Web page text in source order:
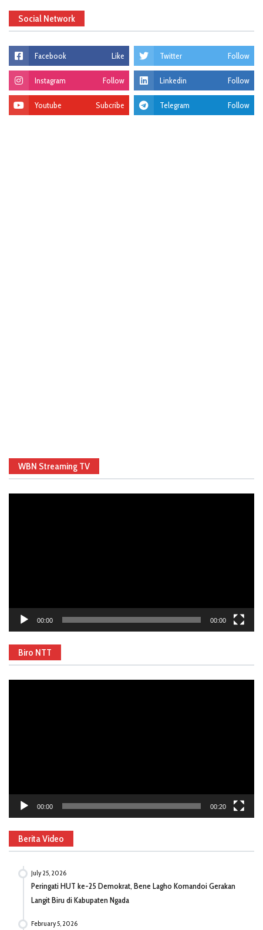
Social Network
Facebook Like Twitter Follow
Instagram Follow Linkedin Follow
Youtube Subcribe Telegram Follow
WBN Streaming TV
00:00 00:00
Biro NTT
00:00 00:20
Berita Video
July 25, 2026
Peringati HUT ke-25 Demokrat, Bene Lagho Komandoi Gerakan
Langit Biru di Kabupaten Ngada
February 5, 2026